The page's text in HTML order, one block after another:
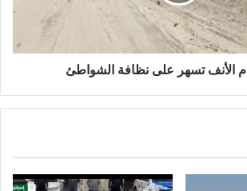
الأنف تسهر على نظافة الشواطئ